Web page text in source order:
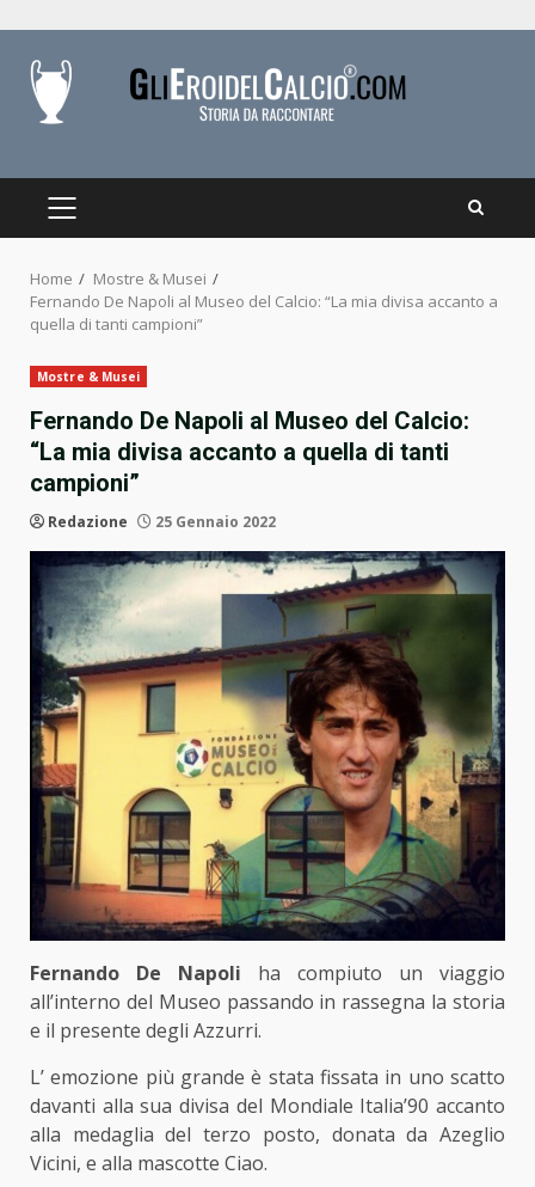
content
PRIMARY
Home
Mostre & Musei
Fernando De Napoli al Museo del Calcio: “La mia divisa accanto a
quella di tanti campioni”
Mostre & Musei
Fernando De Napoli al Museo del Calcio:
“La mia divisa accanto a quella di tanti
campioni”
Redazione 25 Gennaio 2022
Fernando De Napoli ha compiuto un viaggio
all’interno del Museo passando in rassegna la storia
e il presente degli Azzurri.
L’ emozione più grande è stata fissata in uno scatto
davanti alla sua divisa del Mondiale Italia’90 accanto
alla medaglia del terzo posto, donata da Azeglio
Vicini, e alla mascotte Ciao.